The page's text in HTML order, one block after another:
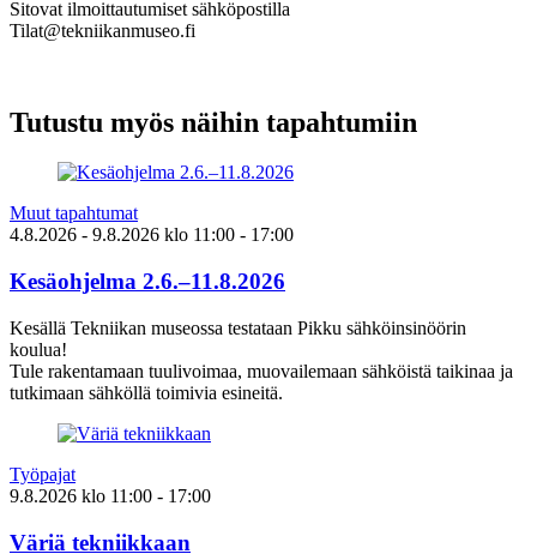
Sitovat ilmoittautumiset sähköpostilla
Tilat@tekniikanmuseo.fi
Tutustu myös näihin tapahtumiin
Muut tapahtumat
4.8.2026 - 9.8.2026 klo 11:00 - 17:00
Kesäohjelma 2.6.–11.8.2026
Kesällä Tekniikan museossa testataan Pikku sähköinsinöörin
koulua!
Tule rakentamaan tuulivoimaa, muovailemaan sähköistä taikinaa ja
tutkimaan sähköllä toimivia esineitä.
Työpajat
9.8.2026 klo 11:00 - 17:00
Väriä tekniikkaan